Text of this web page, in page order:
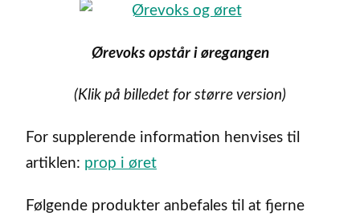
Ørevoks opstår i øregangen
(Klik på billedet for større version)
For supplerende information henvises til
artiklen: prop i øret
Følgende produkter anbefales til at fjerne